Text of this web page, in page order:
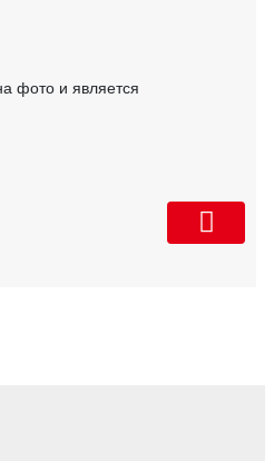
фото и является